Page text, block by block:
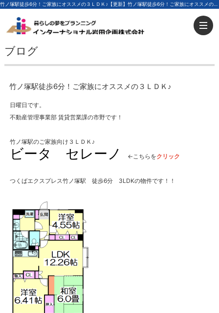
竹ノ塚駅徒歩6分！ご家族にオススメの３ＬＤＫ♪【更新】竹ノ塚駅徒歩6分！ご家族にオススメの３ＬＤＫ♪ | 足立区の不動産ならインターナショナル岩田企画
ブログ
竹ノ塚駅徒歩6分！ご家族にオススメの３ＬＤＫ♪
日曜日です。
不動産管理事業部 賃貸営業課の市野です！
竹ノ塚駅のご家族向け３ＬＤＫ♪
ビータ セレーノ ←こちらをクリック
つくばエクスプレス竹ノ塚駅 徒歩6分 3LDKの物件です！！